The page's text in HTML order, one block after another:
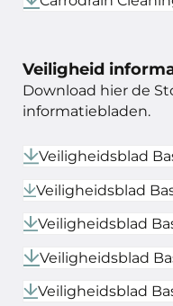
Veiligheid
Download hier de
informatiebladen.
Veiligheidsblad